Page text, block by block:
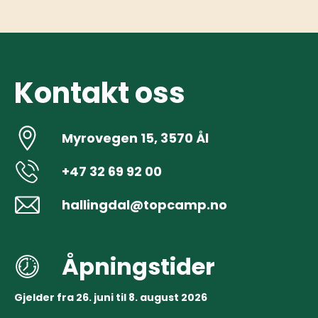
Kontakt oss
Myrovegen 15, 3570 Ål
+47 32 69 92 00
hallingdal@topcamp.no
Åpningstider
Gjelder fra 26. juni til 8. august 2026